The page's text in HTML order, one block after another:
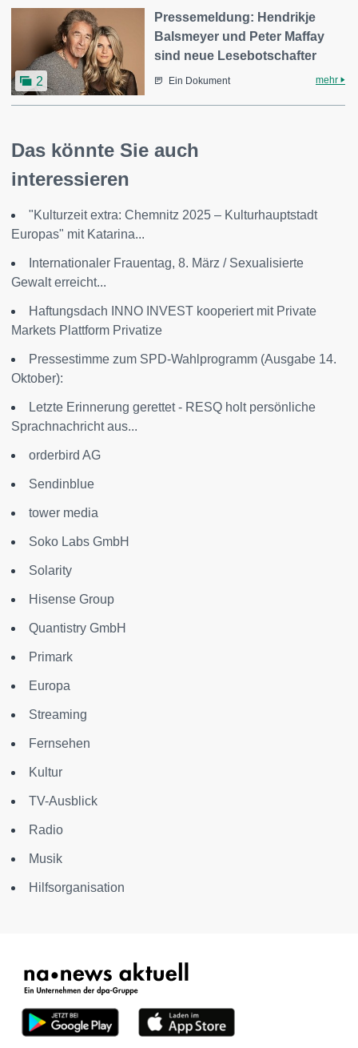
2
Pressemeldung: Hendrikje
Balsmeyer und Peter Maffay
sind neue Lesebotschafter
Ein Dokument mehr
Das könnte Sie auch
interessieren
"Kulturzeit extra: Chemnitz 2025 – Kulturhauptstadt
Europas" mit Katarina...
Internationaler Frauentag, 8. März / Sexualisierte
Gewalt erreicht...
Haftungsdach INNO INVEST kooperiert mit Private
Markets Plattform Privatize
Pressestimme zum SPD-Wahlprogramm (Ausgabe 14.
Oktober):
Letzte Erinnerung gerettet - RESQ holt persönliche
Sprachnachricht aus...
orderbird AG
Sendinblue
tower media
Soko Labs GmbH
Solarity
Hisense Group
Quantistry GmbH
Primark
Europa
Streaming
Fernsehen
Kultur
TV-Ausblick
Radio
Musik
Hilfsorganisation